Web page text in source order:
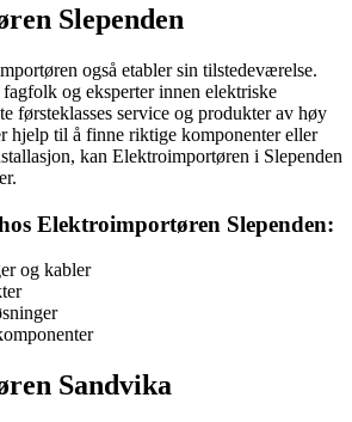
Slependen
også etabler sin tilstedeværelse.
og eksperter innen elektriske
førsteklasses service og produkter av høy
hjelp til å finne riktige komponenter eller
kan Elektroimportøren i Slependen
Elektroimportøren Slependen:
og kabler
Sandvika